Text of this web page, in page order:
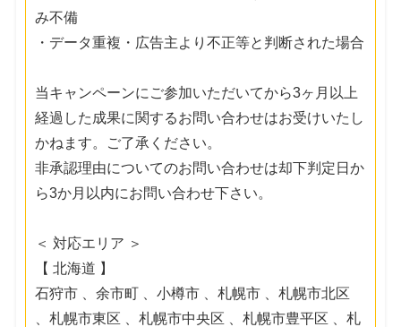
み不備
・データ重複・広告主より不正等と判断された場合
当キャンペーンにご参加いただいてから3ヶ月以上
経過した成果に関するお問い合わせはお受けいたし
かねます。ご了承ください。
非承認理由についてのお問い合わせは却下判定日か
ら3か月以内にお問い合わせ下さい。
＜ 対応エリア ＞
【 北海道 】
石狩市 、余市町 、小樽市 、札幌市 、札幌市北区
、札幌市東区 、札幌市中央区 、札幌市豊平区 、札